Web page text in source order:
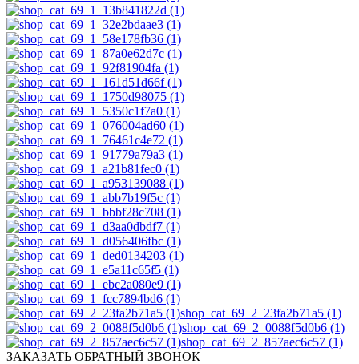
shop_cat_69_2_23fa2b71a5 (1)
shop_cat_69_2_0088f5d0b6 (1)
shop_cat_69_2_857aec6c57 (1)
ЗАКАЗАТЬ ОБРАТНЫЙ ЗВОНОК